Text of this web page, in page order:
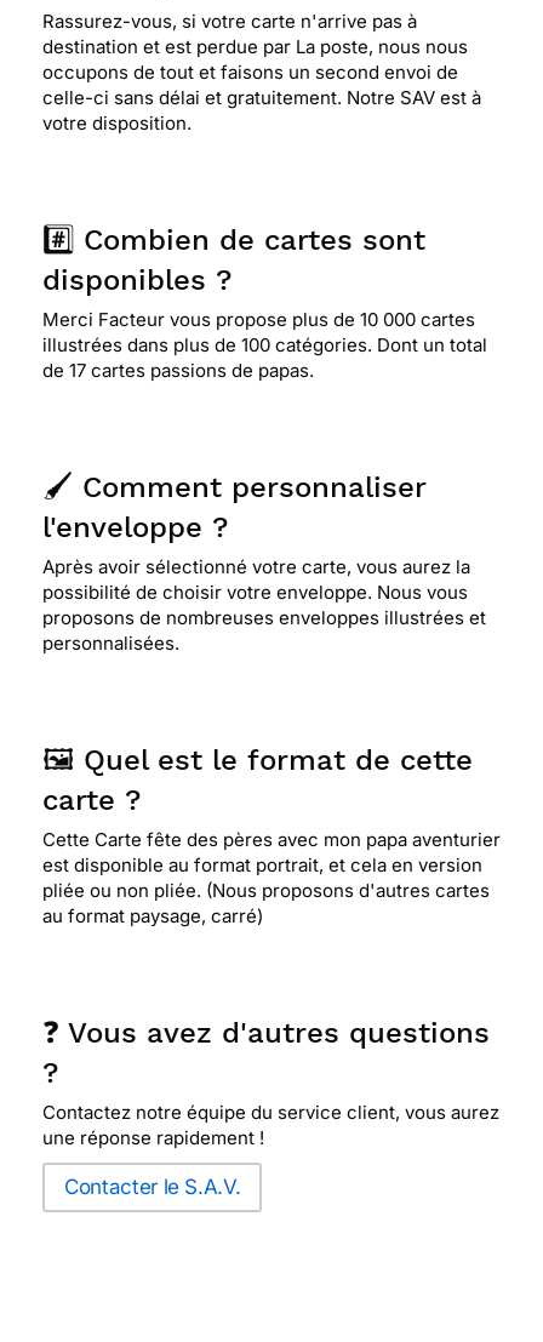
Rassurez-vous, si votre carte n'arrive pas à
destination et est perdue par La poste, nous nous
occupons de tout et faisons un second envoi de
celle-ci sans délai et gratuitement. Notre SAV est à
votre disposition.
#️⃣ Combien de cartes sont
disponibles ?
Merci Facteur vous propose plus de 10 000 cartes
illustrées dans plus de 100 catégories. Dont un total
de 17 cartes passions de papas.
🖌️ Comment personnaliser
l'enveloppe ?
Après avoir sélectionné votre carte, vous aurez la
possibilité de choisir votre enveloppe. Nous vous
proposons de nombreuses enveloppes illustrées et
personnalisées.
🖼️ Quel est le format de cette
carte ?
Cette Carte fête des pères avec mon papa aventurier
est disponible au format portrait, et cela en version
pliée ou non pliée. (Nous proposons d'autres cartes
au format paysage, carré)
❓ Vous avez d'autres questions
?
Contactez notre équipe du service client, vous aurez
une réponse rapidement !
Contacter le S.A.V.